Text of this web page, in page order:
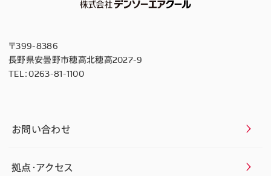
〒399-8386
長野県安曇野市穂高北穂高2027-9
TEL：0263-81-1100
お問い合わせ
拠点・アクセス